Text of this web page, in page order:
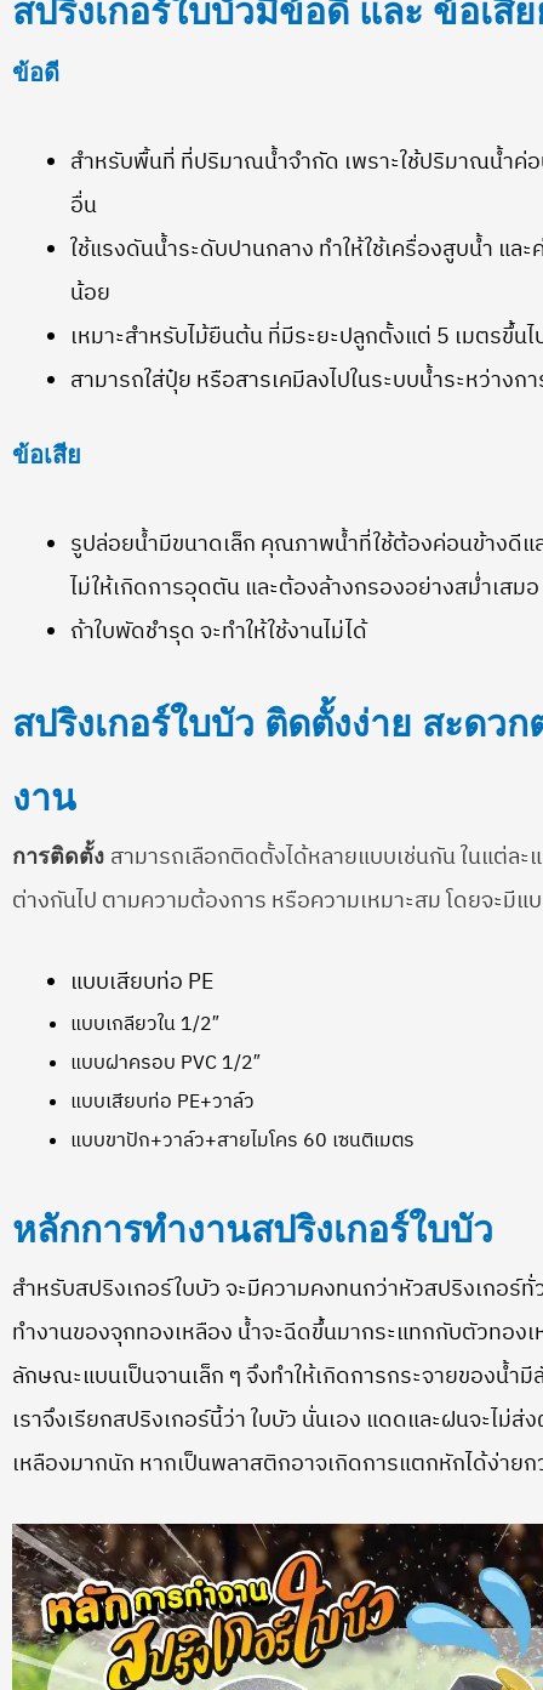
สปริงเกอร์ใบบัวมีข้อดี และ ข้อเสีย
ข้อดี
สำหรับพื้นที่ ที่ปริมาณน้ำจำกัด เพราะใช้ปริมาณน้ำค่อ
อื่น
ใช้แรงดันน้ำระดับปานกลาง ทำให้ใช้เครื่องสูบน้ำ แล
น้อย
เหมาะสำหรับไม้ยืนต้น ที่มีระยะปลูกตั้งแต่ 5 เมตรขึ้นไ
สามารถใส่ปุ๋ย หรือสารเคมีลงไปในระบบน้ำระหว่างก
ข้อเสีย
รูปล่อยน้ำมีขนาดเล็ก คุณภาพน้ำที่ใช้ต้องค่อนข้างดีแ
ไม่ให้เกิดการอุดตัน และต้องล้างกรองอย่างสม่ำเสมอ
ถ้าใบพัดชำรุด จะทำให้ใช้งานไม่ได้
สปริงเกอร์ใบบัว ติดตั้งง่าย สะดวก
งาน
การติดตั้ง สามารถเลือกติดตั้งได้หลายแบบเช่นกัน ในแต่ล
ต่างกันไป ตามความต้องการ หรือความเหมาะสม โดยจะมีแ
แบบเสียบท่อ PE
แบบเกลียวใน 1/2″
แบบฝาครอบ PVC 1/2″
แบบเสียบท่อ PE+วาล์ว
แบบขาปัก+วาล์ว+สายไมโคร 60 เซนติเมตร
หลักการทำงานสปริงเกอร์ใบบัว
สำหรับสปริงเกอร์ใบบัว จะมีความคงทนกว่าหัวสปริงเกอร์ทั่
ทำงานของจุกทองเหลือง น้ำจะฉีดขึ้นมากระแทกกับตัวทอง
ลักษณะแบนเป็นจานเล็ก ๆ จึงทำให้เกิดการกระจายของน้ำ
เราจึงเรียกสปริงเกอร์นี้ว่า ใบบัว นั่นเอง แดดและฝนจะไม่
เหลืองมากนัก หากเป็นพลาสติกอาจเกิดการแตกหักได้ง่ายก